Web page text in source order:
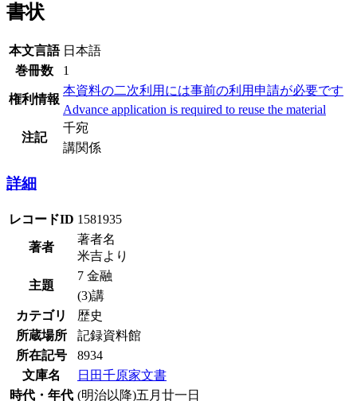
書状
本文言語 日本語
巻冊数
1
権利情報
本資料の二次利用には事前の利用申請が必要です
Advance application is required to reuse the material
注記
千宛
講関係
詳細
レコードID 1581935
著者
著者名
米吉より
主題
7 金融
(3)講
カテゴリ
歴史
所蔵場所
記録資料館
所在記号
8934
文庫名
日田千原家文書
時代・年代 (明治以降)五月廿一日